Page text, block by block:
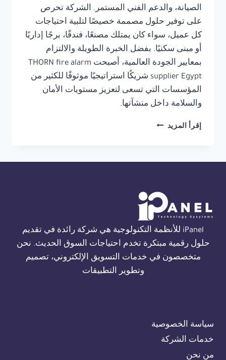
الصيانة، والدعم الفني المستمر. الشركة تحرص
على توفير حلول مصممة خصيصًا لتلبية احتياجات
كل عميل، سواء كان يمتلك مصنعًا، فندقًا، برجًا إداريًا
أو مبنى سكنيًا. بفضل الخبرة الطويلة والالتزام
بمعايير الجودة العالمية، أصبحت THORN fire alarm
supplier Egypt شريكًا استراتيجيًا موثوقًا للكثير من
المؤسسات التي تسعى لتعزيز مستويات الأمان
والسلامة داخل منشآتها.
إقرأ المزيد توريد
iPanel للأنظمة التكنولوجية هي شركة رائدة في تقديم
حلول رقمية مبتكرة تخدم احتياجات السوق الحديث. نحن
متخصصون في خدمات التسويق الإلكتروني، تصميم
وتطوير التطبيقات
سياسة الخصوصية
خدمات الشركة
من نحن